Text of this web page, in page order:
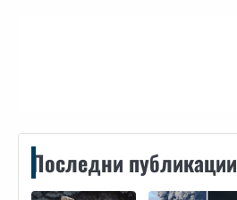
Последни публикации